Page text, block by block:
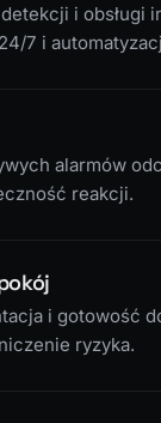
i obsługi
7 i
alarmów
reakcji.
i gotowość
ryzyka.